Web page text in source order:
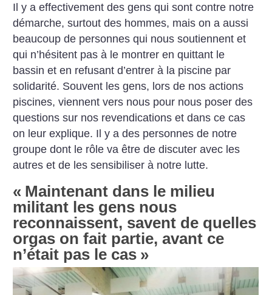
Il y a effectivement des gens qui sont contre notre
démarche, surtout des hommes, mais on a aussi
beaucoup de personnes qui nous soutiennent et
qui n’hésitent pas à le montrer en quittant le
bassin et en refusant d’entrer à la piscine par
solidarité. Souvent les gens, lors de nos actions
piscines, viennent vers nous pour nous poser des
questions sur nos revendications et dans ce cas
on leur explique. Il y a des personnes de notre
groupe dont le rôle va être de discuter avec les
autres et de les sensibiliser à notre lutte.
« Maintenant dans le milieu
militant les gens nous
reconnaissent, savent de quelles
orgas on fait partie, avant ce
n’était pas le cas »